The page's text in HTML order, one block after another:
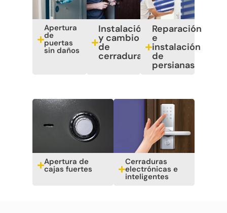
Apertura
de
puertas
sin daños
Instalación
y cambio
de
cerraduras
Reparación
e
instalación
de
persianas
Apertura de
cajas fuertes
Cerraduras
electrónicas e
inteligentes